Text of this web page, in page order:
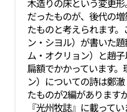
木造りの床という変更
だったものが、後代の
たものと考えられます
ン・シヨル）が書いた
ム・オクリョン）と趙
扁額でかかっています
ン）についての詩は鄭
たものが2編があります
『光州牧誌』に載って